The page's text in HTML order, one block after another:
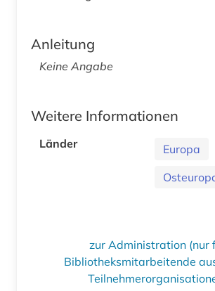
Anleitung
Keine Angabe
Weitere Informationen
Länder
Europa
zur Administration (nur
Bibliotheksmitarbeitende